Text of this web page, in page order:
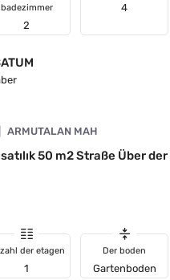
badezimmer
2
4
ARMUTALAN MAH
50 m2 Straße Über
der etagen
1
Der boden
Gartenboden